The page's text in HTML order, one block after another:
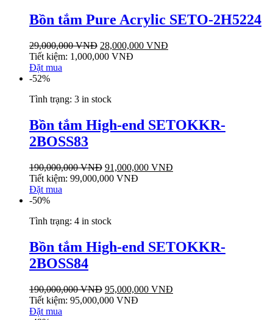
Bồn tắm Pure Acrylic SETO-2H5224
29,000,000VNĐ 28,000,000 VNĐ
Tiết kiệm: 1,000,000 VNĐ
Đặt mua
-52%
Tình trạng: 3 in stock
Bồn tắm High-end SETOKKR-
2BOSS83
190,000,000VNĐ 91,000,000 VNĐ
Tiết kiệm: 99,000,000 VNĐ
Đặt mua
-50%
Tình trạng: 4 in stock
Bồn tắm High-end SETOKKR-
2BOSS84
190,000,000VNĐ 95,000,000 VNĐ
Tiết kiệm: 95,000,000 VNĐ
Đặt mua